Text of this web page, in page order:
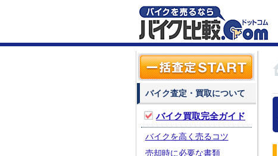
バイク査定・買取について
バイク買取完全ガイド
バイクを高く売るコツ
売却時に必要な書類